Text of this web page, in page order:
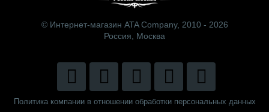
© Интернет-магазин ATA Company, 2010 - 2026
Россия, Москва
Политика компании в отношении обработки персональных данных